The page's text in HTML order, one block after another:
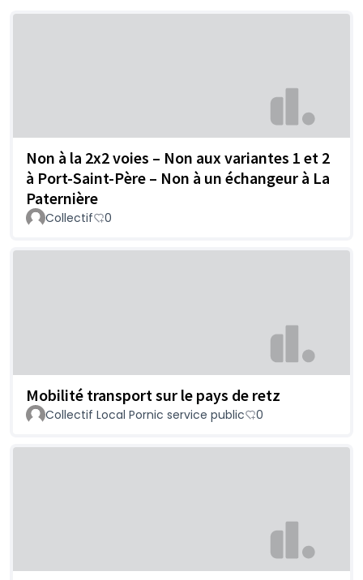
Non à la 2x2 voies – Non aux variantes 1 et 2
à Port-Saint-Père – Non à un échangeur à La
Paternière
Collectif 0
Mobilité transport sur le pays de retz
Collectif Local Pornic service public 0